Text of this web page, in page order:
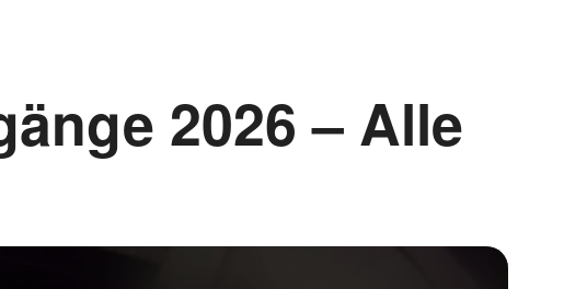
2026 – Alle